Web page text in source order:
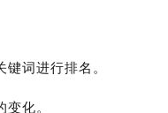
词进行排名。
化。